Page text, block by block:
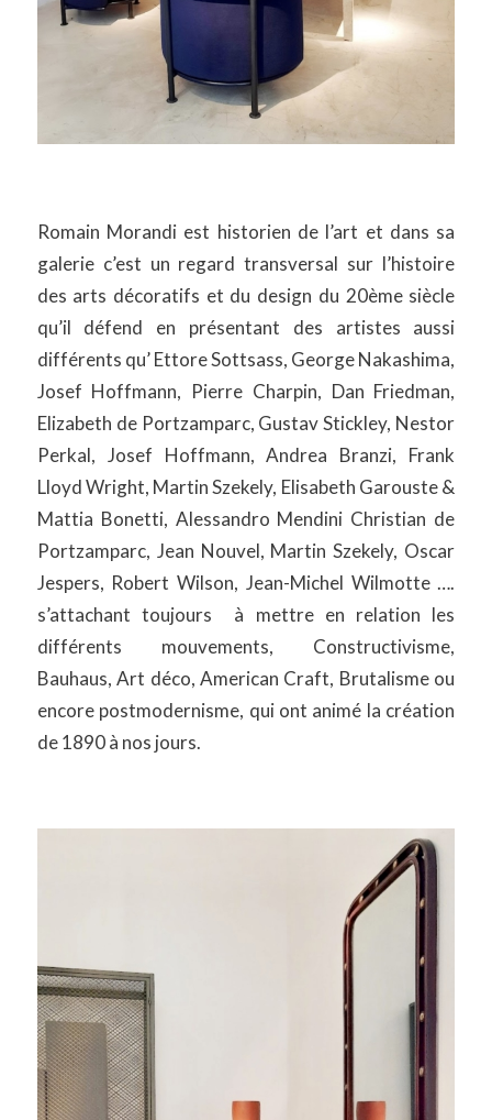
Romain Morandi est historien de l’art et dans sa
galerie c’est un regard transversal sur l’histoire
des arts décoratifs et du design du 20ème siècle
qu’il défend en présentant des artistes aussi
différents qu’ Ettore Sottsass, George Nakashima,
Josef Hoffmann, Pierre Charpin, Dan Friedman,
Elizabeth de Portzamparc, Gustav Stickley, Nestor
Perkal, Josef Hoffmann, Andrea Branzi, Frank
Lloyd Wright, Martin Szekely, Elisabeth Garouste &
Mattia Bonetti, Alessandro Mendini Christian de
Portzamparc, Jean Nouvel, Martin Szekely, Oscar
Jespers, Robert Wilson, Jean-Michel Wilmotte ….
s’attachant toujours à mettre en relation les
différents mouvements, Constructivisme,
Bauhaus, Art déco, American Craft, Brutalisme ou
encore postmodernisme, qui ont animé la création
de 1890 à nos jours.